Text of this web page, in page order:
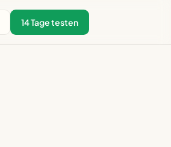
14 Tage testen